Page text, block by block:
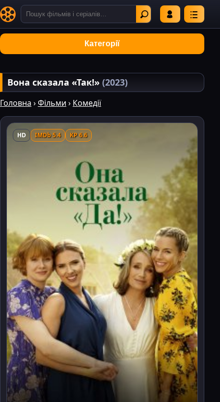
Категорії
Вона сказала «Так!» (2023)
Головна ›Фільми › Комедії
HD IMDb 5.4 KP 6.6